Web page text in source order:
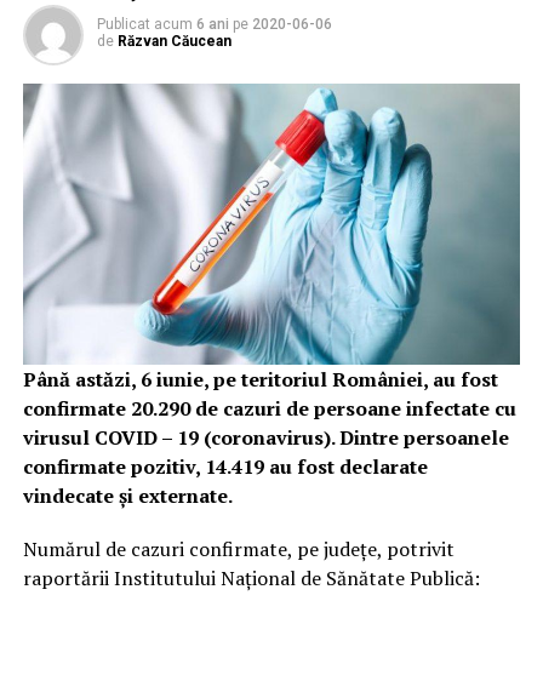
Publicat acum 6 ani pe 2020-06-06
de Răzvan Căucean
Până astăzi, 6 iunie, pe teritoriul României, au fost
confirmate 20.290 de cazuri de persoane infectate cu
virusul COVID – 19 (coronavirus). Dintre persoanele
confirmate pozitiv, 14.419 au fost declarate
vindecate și externate.
Numărul de cazuri confirmate, pe județe, potrivit
raportării Institutului Național de Sănătate Publică: